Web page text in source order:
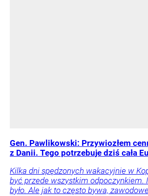
Gen. Pawlikowski: Przywiozłem
z Danii. Tego potrzebuje dziś cała
Kilka dni spędzonych wakacyjnie w
być przede wszystkim odpoczynkiem.
było. Ale jak to często bywa,